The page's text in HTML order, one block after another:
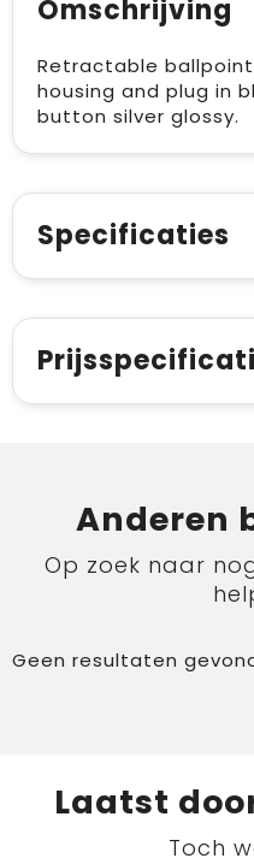
Omschrijving
Retractable
housing and plug in
button silver glossy.
Specificaties
Anderen
Op zoek naar
Geen resultaten
Laatst
Toch